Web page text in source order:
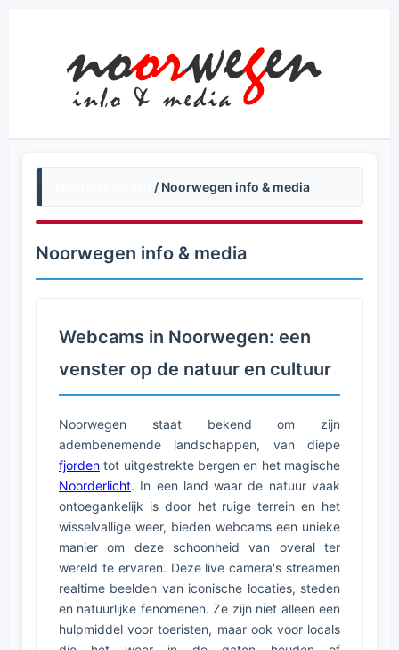
/ Noorwegen info & media
Noorwegen info & media
Webcams in Noorwegen: een
venster op de natuur en cultuur
Noorwegen staat bekend om zijn
adembenemende landschappen, van diepe
fjorden tot uitgestrekte bergen en het magische
Noorderlicht. In een land waar de natuur vaak
ontoegankelijk is door het ruige terrein en het
wisselvallige weer, bieden webcams een unieke
manier om deze schoonheid van overal ter
wereld te ervaren. Deze live camera's streamen
realtime beelden van iconische locaties, steden
en natuurlijke fenomenen. Ze zijn niet alleen een
hulpmiddel voor toeristen, maar ook voor locals